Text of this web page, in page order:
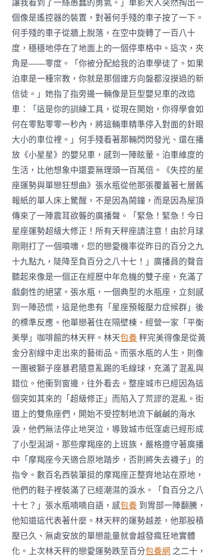
讓我看到了一絲愚蠢的勇氣。」車影大人突然掏出一
個像是遙控器的裝置，對著何手殘的車子按了一下。
何手殘的車子從牆上脫落，在空中旋轉了一百八十
度，穩穩地停在了地面上的一個停車格中。這次，夾
角是——零度。「你被分配給我的泊車學徒了。如果
泊車是一種宗教，你就是那個連方向盤都沒摸過的新
信徒。」她指了指旁邊一輛像是巨型嬰兒車的改造
車：「這是你的訓練工具，從現在開始，你得學會如
何在零點零零一秒內，將這輛車精準停入對面的針眼
大小的車位裡。」何手殘看著那輛閃閃發光、還在播
放《小星星》的嬰兒車，感到一陣眩暈。泊車維度的
生活，比他想象中還要無理頭一百萬倍。《失控的星
座運勢與單戀狂想曲》張水瓶從他那張覆蓋著七層舊
報紙的單人床上驚醒，不是因為鬧鐘，而是因為屋頂
傳來了一陣震耳欲聾的廣播聲。「緊急！緊急！今日
星座運勢超級大修正！所有天秤座請注意！由於月球
剛剛打了一個噴嚏，您的戀愛機率從昨日的百分之九
十九點九，陡降至負百分之八十七！」廣播員的聲音
聽起來像是一個正在經歷中年危機的雙子座，充滿了
戲劇性的絕望。張水瓶，一個典型的水瓶座，立刻感
到一陣恐慌，這是他患有「星座預報壓力症候群」後
的標準反應。他單戀著住在隔壁棟、經營一家「平衡
美學」咖啡館的林天秤。林天包養 秤完美得像是從黃
金分割線中走出來的藝術品。而張水瓶的人生，則像
一團被獅子座暴君隨意亂踢的毛線球，充滿了混亂與
錯位。他衝到窗邊，往外看去。整座城市已經因為這
個突如其來的「超級修正」而陷入了荒謬的混亂。街
道上的雙魚座們，開始不受控制地流下鹹鹹的海水
淚，他們無法停止地哭泣，導致城市低窪處已經形成
了小型潟湖。那些摩羯座的上班族，嚴格遵守著廣播
中「摩羯座今天適合原地踏步，否則將失去襪子」的
指令。數百名西裝筆挺的摩羯座正整齊地站在原地，
他們的鞋子裡裝滿了已經潮濕的淚水。「負百分之八
十七？」張水瓶喃喃自語，感包養 到胃部一陣翻騰，
他知道這代表著什麼。林天秤的運勢越差，他那股積
壓已久、無處安放的單戀能量就會越發瘋狂地實體
化。上次林天秤的戀愛運勢跌至百分包養網 之二十，